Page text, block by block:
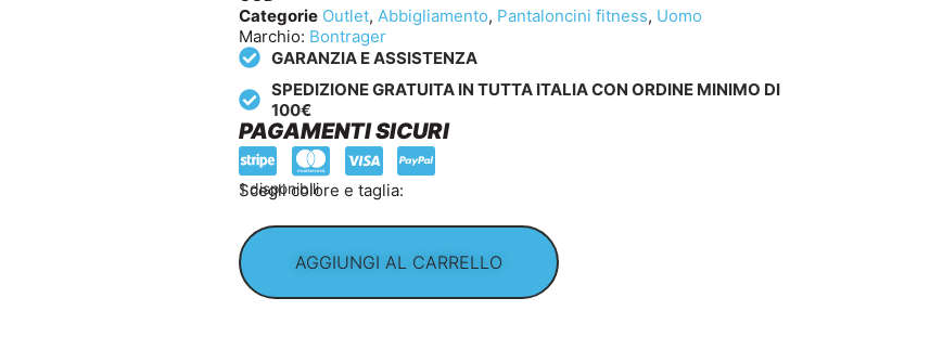
Categorie Outlet, Abbigliamento, Pantaloncini fitness, Uomo
Marchio: Bontrager
GARANZIA E ASSISTENZA
SPEDIZIONE GRATUITA IN TUTTA ITALIA CON ORDINE MINIMO DI
100€
PAGAMENTI SICURI
Scegli colore e taglia:
1 disponibili
AGGIUNGI AL CARRELLO